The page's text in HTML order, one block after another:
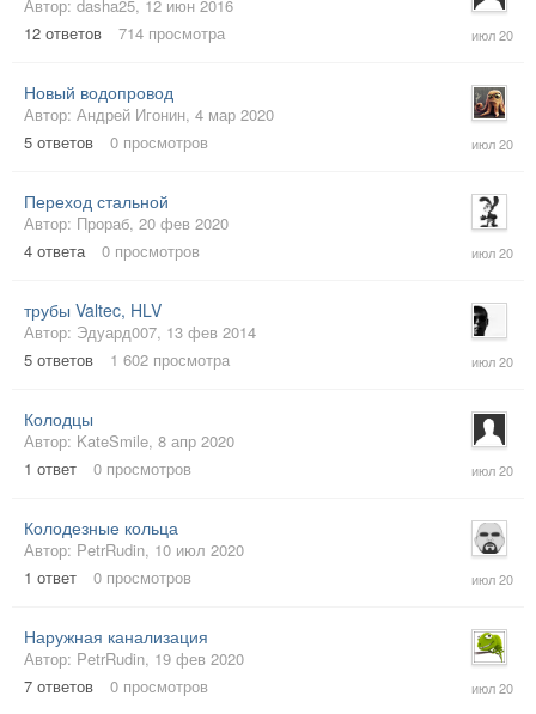
Автор: dasha25, 12 июн 2016
12 ответов 714 просмотра
июл
Новый водопровод
Автор: Андрей Игонин, 4 мар 2020
5 ответов 0 просмотров
июл
Переход стальной
Автор: Прораб, 20 фев 2020
4 ответа 0 просмотров
июл
трубы Valtec, HLV
Автор: Эдуард007, 13 фев 2014
5 ответов 1 602 просмотра
июл
Колодцы
Автор: KateSmile, 8 апр 2020
1 ответ 0 просмотров
июл
Колодезные кольца
Автор: PetrRudin, 10 июл 2020
1 ответ 0 просмотров
июл
Наружная канализация
Автор: PetrRudin, 19 фев 2020
7 ответов 0 просмотров
июл